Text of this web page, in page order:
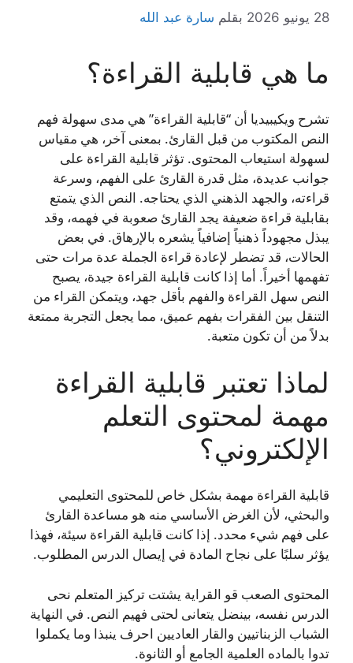
28 يونيو 2026 بقلم سارة عبد الله
ما هي قابلية القراءة؟
تشرح ويكيبيديا أن “قابلية القراءة” هي مدى سهولة فهم
النص المكتوب من قبل القارئ. بمعنى آخر، هي مقياس
لسهولة استيعاب المحتوى. تؤثر قابلية القراءة على
جوانب عديدة، مثل قدرة القارئ على الفهم، وسرعة
قراءته، والجهد الذهني الذي يحتاجه. النص الذي يتمتع
بقابلية قراءة ضعيفة يجد القارئ صعوبة في فهمه، وقد
يبذل مجهوداً ذهنياً إضافياً يشعره بالإرهاق. في بعض
الحالات، قد تضطر لإعادة قراءة الجملة عدة مرات حتى
تفهمها أخيراً. أما إذا كانت قابلية القراءة جيدة، يصبح
النص سهل القراءة والفهم بأقل جهد، ويتمكن القراء من
التنقل بين الفقرات بفهم عميق، مما يجعل التجربة ممتعة
بدلاً من أن تكون متعبة.
لماذا تعتبر قابلية القراءة
مهمة لمحتوى التعلم
الإلكتروني؟
قابلية القراءة مهمة بشكل خاص للمحتوى التعليمي
والبحثي، لأن الغرض الأساسي منه هو مساعدة القارئ
على فهم شيء محدد. إذا كانت قابلية القراءة سيئة، فهذا
يؤثر سلبًا على نجاح المادة في إيصال الدرس المطلوب.
المحتوى الصعب قو القراية يشتت تركيز المتعلم نحى
الدرس نفسه، بينضل يتعانى لحتى فهيم النص. في النهاية
الشباب الزبناتيين والقار العاديين احرف ينبذا وما يكملوا
تدوا بالماده العلمية الجامع أو الثانوة.